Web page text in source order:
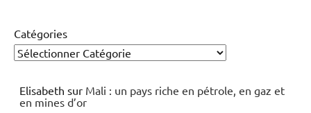
Catégories
Elisabeth sur Mali : un pays riche en pétrole, en gaz et
en mines d’or